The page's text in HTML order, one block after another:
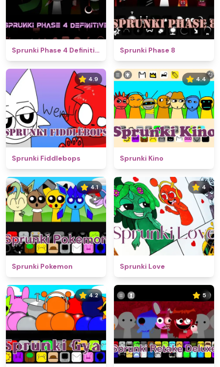
Sprunki Phase 4 Definitive Sprunki Phase 8
4.9
Sprunki Fiddlebops
4.4
Sprunki Kino
4.1
Sprunki Pokemon
4
Sprunki Love
4.2 5